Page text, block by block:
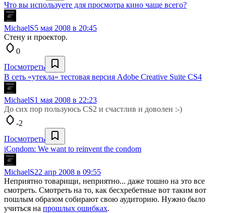
Что вы используете для просмотра кино чаще всего?
MichaelS5 мая 2008 в 20:45
Стену и проектор.
0
Посмотреть
В сеть «утекла» тестовая версия Adobe Creative Suite CS4
MichaelS1 мая 2008 в 22:23
До сих пор пользуюсь CS2 и счастлив и доволен :-)
-2
Посмотреть
iCondom: We want to reinvent the condom
MichaelS22 апр 2008 в 09:55
Неприятно товарищи, неприятно... даже тошно на это все
смотреть. Смотреть на то, как бесхребетные вот таким вот
пошлым образом собирают свою аудиторию. Нужно было
учиться на прошлых ошибках.